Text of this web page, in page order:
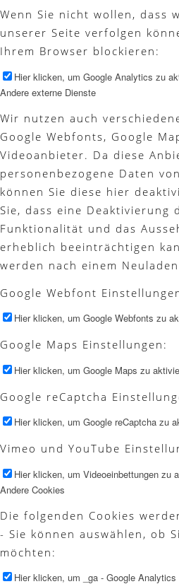
Wenn Sie nicht wollen, dass
unserer Seite verfolgen
Ihrem Browser blockieren:
Hier klicken, um Google Analytics zu
Andere externe Dienste
Wir nutzen auch
Google Webfonts, Google
Videoanbieter. Da diese
personenbezogene Daten
können Sie diese hier
Sie, dass eine Deaktivierung
Funktionalität und das
erheblich beeinträchtigen
werden nach einem
Google Webfont
Hier klicken, um Google Webfonts zu
Google Maps Einstellungen:
Hier klicken, um Google Maps zu
Google reCaptcha
Hier klicken, um Google reCaptcha zu
Vimeo und YouTube
Hier klicken, um Videoeinbettungen zu
Andere Cookies
Die folgenden Cookies
- Sie können auswählen, ob
möchten:
Hier klicken, um _ga - Google